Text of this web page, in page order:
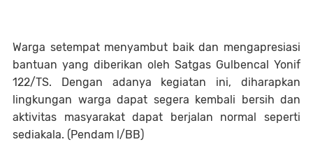
Warga setempat menyambut baik dan mengapresiasi
bantuan yang diberikan oleh Satgas Gulbencal Yonif
122/TS. Dengan adanya kegiatan ini, diharapkan
lingkungan warga dapat segera kembali bersih dan
aktivitas masyarakat dapat berjalan normal seperti
sediakala. (Pendam l/BB)